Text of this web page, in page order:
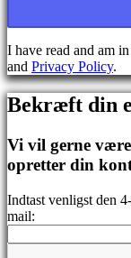
DA
EL
EN
ES
HR
IT
JA
NL
NO
I have read and am
and Privacy Policy.
Bekræft din
Vi vil gerne
opretter din
Indtast venligst den
mail: